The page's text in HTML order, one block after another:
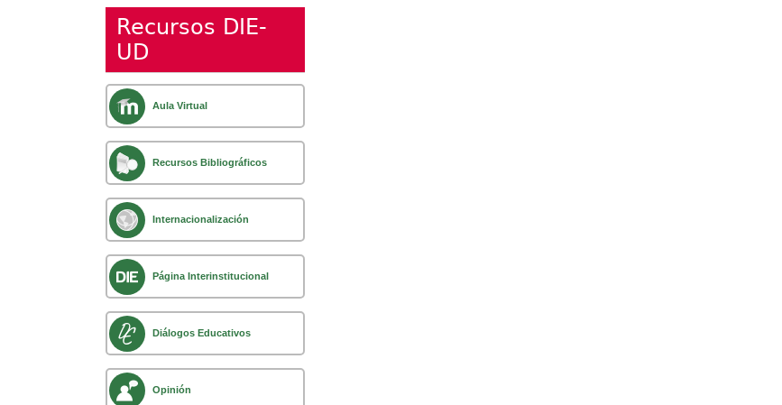
Recursos DIE-
UD
Aula Virtual
Recursos Bibliográficos
Internacionalización
Página Interinstitucional
Diálogos Educativos
Opinión